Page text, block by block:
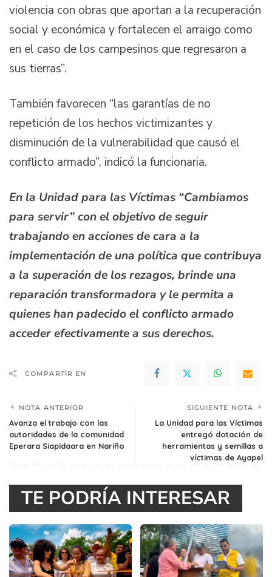
violencia con obras que aportan a la recuperación
social y económica y fortalecen el arraigo como
en el caso de los campesinos que regresaron a
sus tierras”.
También favorecen “las garantías de no
repetición de los hechos victimizantes y
disminución de la vulnerabilidad que causó el
conflicto armado”, indicó la funcionaria.
En la Unidad para las Víctimas “Cambiamos
para servir” con el objetivo de seguir
trabajando en acciones de cara a la
implementación de una política que contribuya
a la superación de los rezagos, brinde una
reparación transformadora y le permita a
quienes han padecido el conflicto armado
acceder efectivamente a sus derechos.
COMPARTIR EN
NOTA ANTERIOR
Avanza el trabajo con las
autoridades de la comunidad
Eperara Siapidaara en Nariño
SIGUIENTE NOTA
La Unidad para las Víctimas
entregó dotación de
herramientas y semillas a
víctimas de Ayapel
TE PODRÍA INTERESAR